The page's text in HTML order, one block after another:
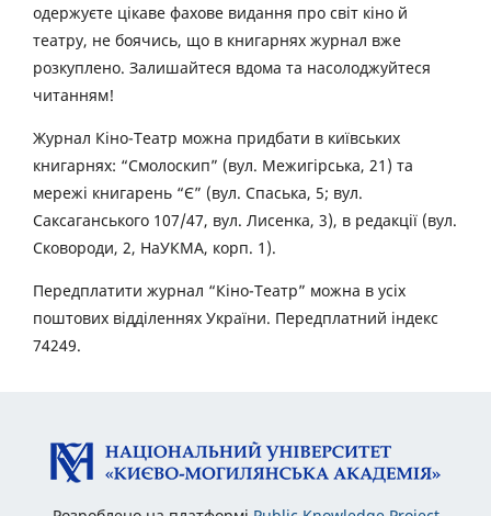
одержуєте цікаве фахове видання про світ кіно й
театру, не боячись, що в книгарнях журнал вже
розкуплено. Залишайтеся вдома та насолоджуйтеся
читанням!
Журнал Кіно-Театр можна придбати в київських
книгарнях: “Смолоскип” (вул. Межигірська, 21) та
мережі книгарень “Є” (вул. Спаська, 5; вул.
Саксаганського 107/47, вул. Лисенка, 3), в редакції (вул.
Сковороди, 2, НаУКМА, корп. 1).
Передплатити журнал “Кіно-Театр” можна в усіх
поштових відділеннях України. Передплатний індекс
74249.